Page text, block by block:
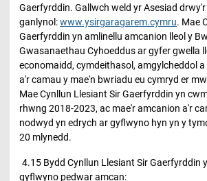
Gaerfyrddin. Gallwch weld yr Asesiad
ganlynol:www.ysirgaragarem.cymru. Mae
Gaerfyrddin yn amlinellu amcanion lleol y
Gwasanaethau Cyhoeddus ar gyfer gwella
economaidd, cymdeithasol, amgylcheddol
a'r camau y mae'n bwriadu eu cymryd er
Mae Cynllun Llesiant Sir Gaerfyrddin yn
rhwng 2018-2023, ac mae'r amcanion a'r
nodwyd yn edrych ar gyflwyno hyn yn y
20 mlynedd.
4.15 Bydd Cynllun Llesiant Sir Gaerfyrddin
gyflwyno pedwar amcan: